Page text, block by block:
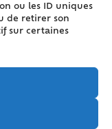
ou les ID uniques
de retirer son
sur certaines